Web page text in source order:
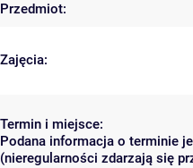
Przedmiot:
Zajęcia:
Termin i miejsce:
Podana informacja o terminie
(nieregularności zdarzają się